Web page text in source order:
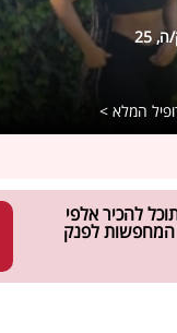
25
המלא >
להכיר אלפי
המחפשות לפנק